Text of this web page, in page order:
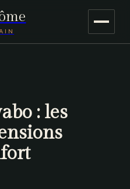
: les